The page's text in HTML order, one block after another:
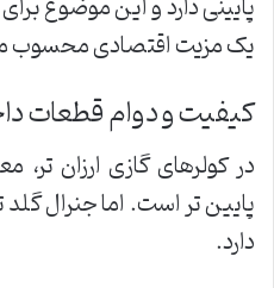
یک مزیت اقتصادی محسوب
کیفیت و دوام قطعات
در کولرهای گازی ارزان
پایین تر است. اما جنرال
دارد.